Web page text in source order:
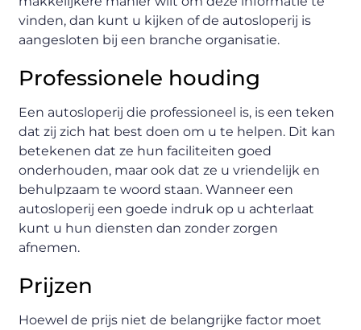
vinden, dan kunt u kijken of de autosloperij is
aangesloten bij een branche organisatie.
Professionele houding
Een autosloperij die professioneel is, is een teken
dat zij zich hat best doen om u te helpen. Dit kan
betekenen dat ze hun faciliteiten goed
onderhouden, maar ook dat ze u vriendelijk en
behulpzaam te woord staan. Wanneer een
autosloperij een goede indruk op u achterlaat
kunt u hun diensten dan zonder zorgen
afnemen.
Prijzen
Hoewel de prijs niet de belangrijke factor moet